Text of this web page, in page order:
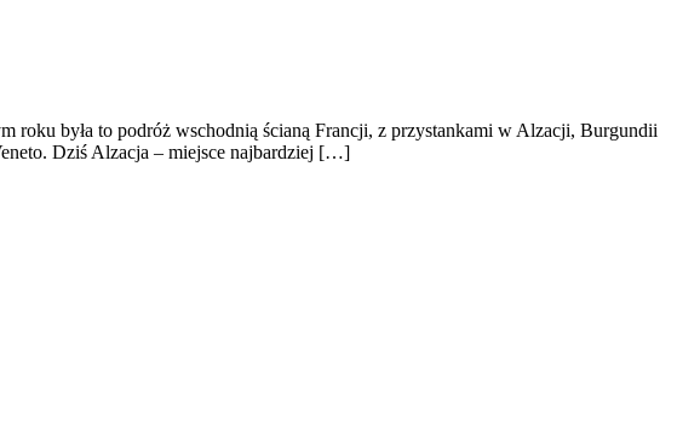
była to podróż wschodnią ścianą Francji, z przystankami w Alzacji, Burgundii
Dziś Alzacja – miejsce najbardziej […]